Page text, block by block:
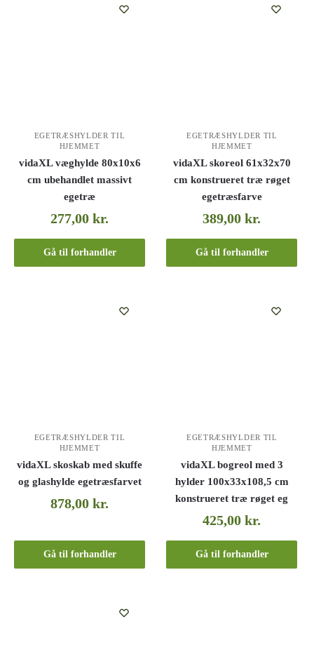
EGETRÆSHYLDER TIL
HJEMMET
vidaXL væghylde 80x10x6
cm ubehandlet massivt
egetræ
277,00kr.
Gå til forhandler
EGETRÆSHYLDER TIL
HJEMMET
vidaXL skoreol 61x32x70
cm konstrueret træ røget
egetræsfarve
389,00kr.
Gå til forhandler
EGETRÆSHYLDER TIL
HJEMMET
vidaXL skoskab med skuffe
og glashylde egetræsfarvet
878,00kr.
Gå til forhandler
EGETRÆSHYLDER TIL
HJEMMET
vidaXL bogreol med 3
hylder 100x33x108,5 cm
konstrueret træ røget eg
425,00kr.
Gå til forhandler